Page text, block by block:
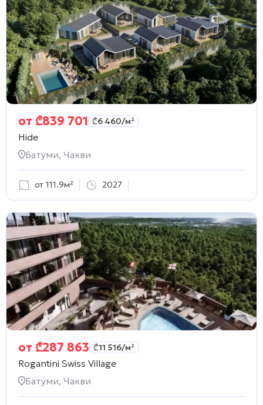
от ₾839 701 ₾6 460/м²
Hide
Батуми, Чакви
от 111.9м² 2027
от ₾287 863 ₾11 516/м²
Rogantini Swiss Village
Батуми, Чакви